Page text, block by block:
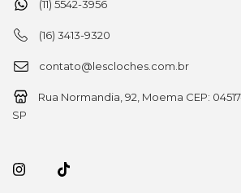
(11) 5542-3956
(16) 3413-9320
contato@lescloches.com.br
Rua Normandia, 92, Moema CEP:
SP